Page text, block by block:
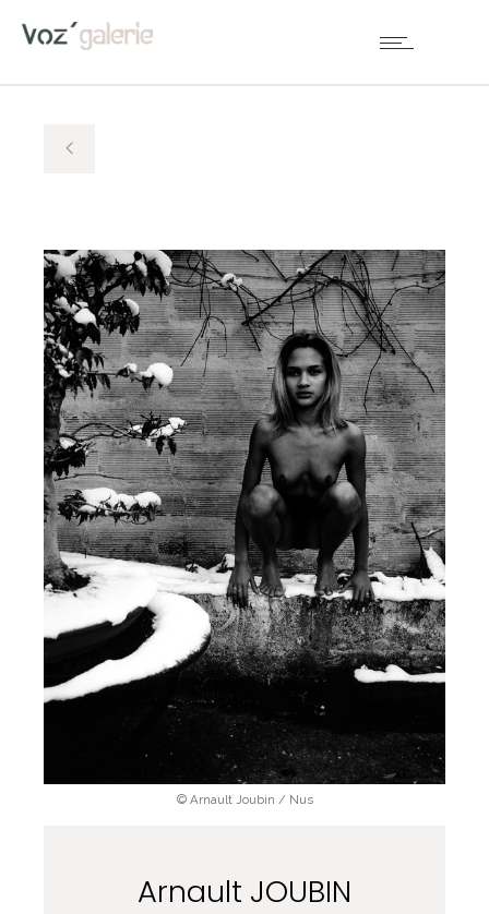
© Arnault Joubin / Nus
Arnault JOUBIN